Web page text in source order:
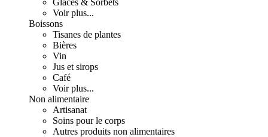
Glaces & Sorbets
Voir plus...
Boissons
Tisanes de plantes
Bières
Vin
Jus et sirops
Café
Voir plus...
Non alimentaire
Artisanat
Soins pour le corps
Autres produits non alimentaires